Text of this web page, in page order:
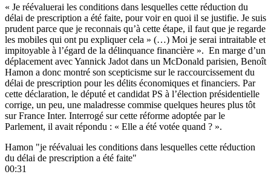
« Je réévaluerai les conditions dans lesquelles cette réduction du
délai de prescription a été faite, pour voir en quoi il se justifie. Je suis
prudent parce que je reconnais qu’à cette étape, il faut que je regarde
les mobiles qui ont pu expliquer cela » (…) Moi je serai intraitable et
impitoyable à l’égard de la délinquance financière ». En marge d’un
déplacement avec Yannick Jadot dans un McDonald parisien, Benoît
Hamon a donc montré son scepticisme sur le raccourcissement du
délai de prescription pour les délits économiques et financiers. Par
cette déclaration, le député et candidat PS à l’élection présidentielle
corrige, un peu, une maladresse commise quelques heures plus tôt
sur France Inter. Interrogé sur cette réforme adoptée par le
Parlement, il avait répondu : « Elle a été votée quand ? ».
Hamon "je réévaluai les conditions dans lesquelles cette réduction
du délai de prescription a été faite"
00:31